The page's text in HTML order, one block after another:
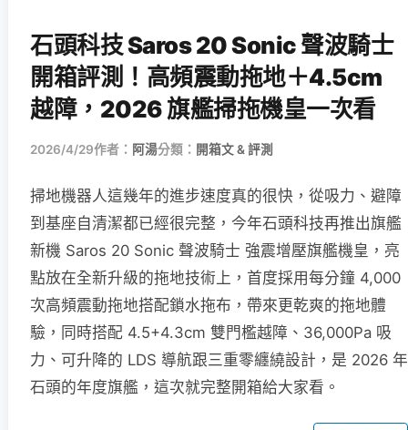
石頭科技 Saros 20 Sonic 聲波騎士
開箱評測！高頻震動拖地＋4.5cm
越障，2026 旗艦掃拖機皇一次看
2026/4/29作者： 阿湯分類： 開箱文 & 評測
掃地機器人這幾年的進步速度真的很快，從吸力、避障
到基座自清潔都已經很完整，今年石頭科技再推出旗艦
新機 Saros 20 Sonic 聲波騎士 強震增壓旗艦機皇，亮
點放在全新升級的拖地技術上，首度採用每分鐘 4,000
次高頻震動拖地搭配鎖水拖布，帶來更乾爽的拖地體
驗，同時搭配 4.5+4.3cm 雙門檻越障、36,000Pa 吸
力、可升降的 LDS 導航跟三重零纏繞設計，是 2026 年
石頭的年度旗艦，這次就完整開箱給大家看。